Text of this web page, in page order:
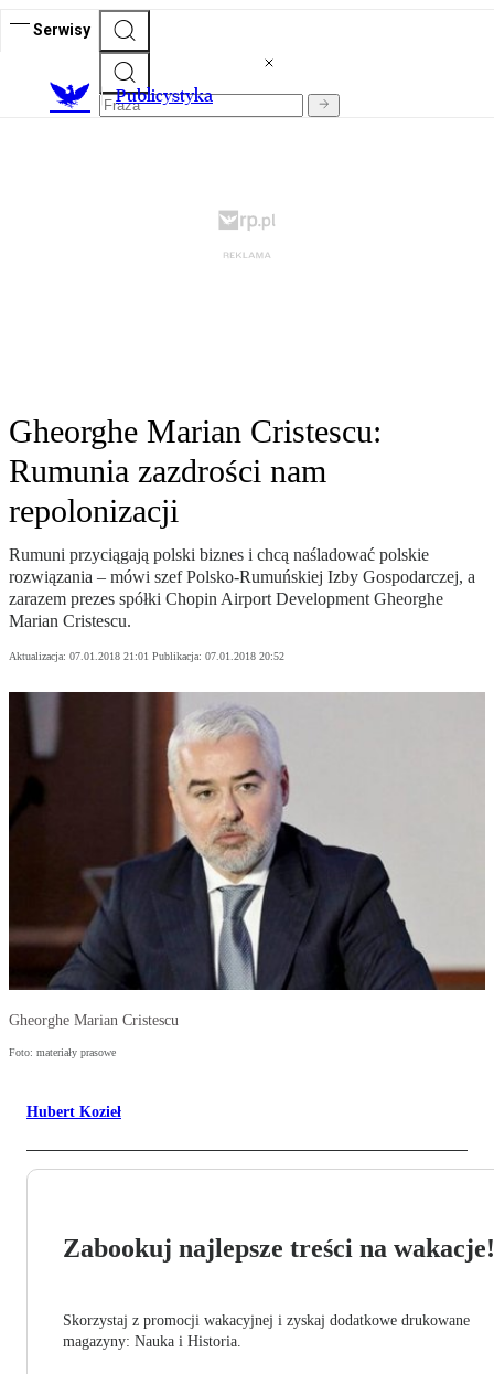
Serwisy
Publicystyka
Gheorghe Marian Cristescu:
Rumunia zazdrości nam
repolonizacji
Rumuni przyciągają polski biznes i chcą naśladować polskie
rozwiązania – mówi szef Polsko-Rumuńskiej Izby Gospodarczej, a
zarazem prezes spółki Chopin Airport Development Gheorghe
Marian Cristescu.
Aktualizacja: 07.01.2018 21:01 Publikacja: 07.01.2018 20:52
Gheorghe Marian Cristescu
Foto: materiały prasowe
Hubert Kozieł
Zabookuj najlepsze treści na wakacje!
Skorzystaj z promocji wakacyjnej i zyskaj dodatkowe drukowane
magazyny: Nauka i Historia.